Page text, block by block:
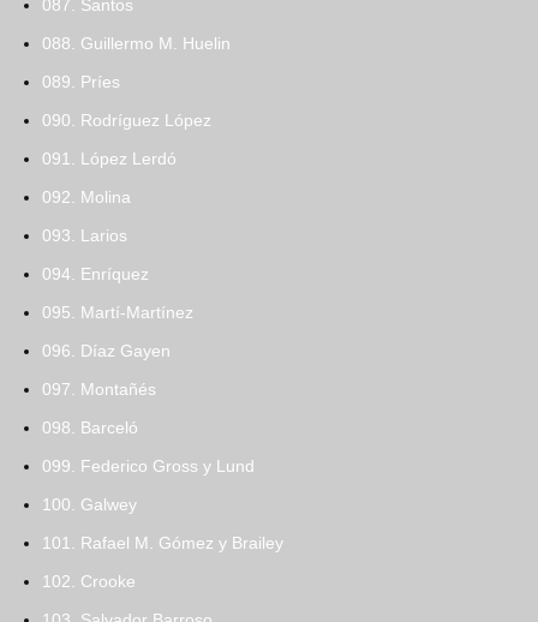
087. Santos
088. Guillermo M. Huelin
089. Príes
090. Rodríguez López
091. López Lerdó
092. Molina
093. Larios
094. Enríquez
095. Martí-Martínez
096. Díaz Gayen
097. Montañés
098. Barceló
099. Federico Gross y Lund
100. Galwey
101. Rafael M. Gómez y Brailey
102. Crooke